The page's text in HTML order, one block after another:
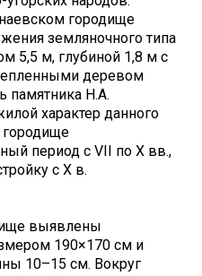
городище
земляночного типа
5,5 м, глубиной 1,8 м с
деревом
памятника Н.А.
характер данного
городище
период с VII по X вв.,
с X в.
выявлены
190×170 см и
10–15 см. Вокруг